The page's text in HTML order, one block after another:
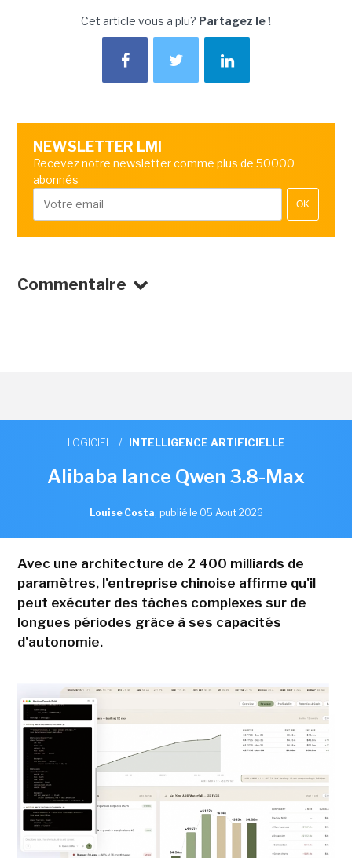
Cet article vous a plu? Partagez le !
NEWSLETTER LMI
Recevez notre newsletter comme plus de 50000
abonnés
OK
Commentaire
LOGICIEL / INTELLIGENCE ARTIFICIELLE
Alibaba lance Qwen 3.8-Max
Louise Costa, publié le 05 Aout 2026
Avec une architecture de 2 400 milliards de
paramètres, l'entreprise chinoise affirme qu'il
peut exécuter des tâches complexes sur de
longues périodes grâce à ses capacités
d'autonomie.